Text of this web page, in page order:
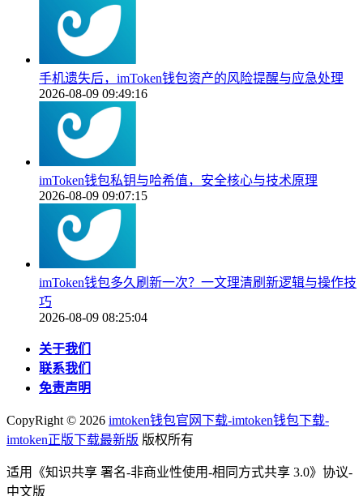
手机遗失后，imToken钱包资产的风险提醒与应急处理
2026-08-09 09:49:16
imToken钱包私钥与哈希值，安全核心与技术原理
2026-08-09 09:07:15
imToken钱包多久刷新一次？一文理清刷新逻辑与操作技
巧
2026-08-09 08:25:04
关于我们
联系我们
免责声明
CopyRight © 2026 imtoken钱包官网下载-imtoken钱包下载-
imtoken正版下载最新版 版权所有
适用《知识共享 署名-非商业性使用-相同方式共享 3.0》协议-
中文版